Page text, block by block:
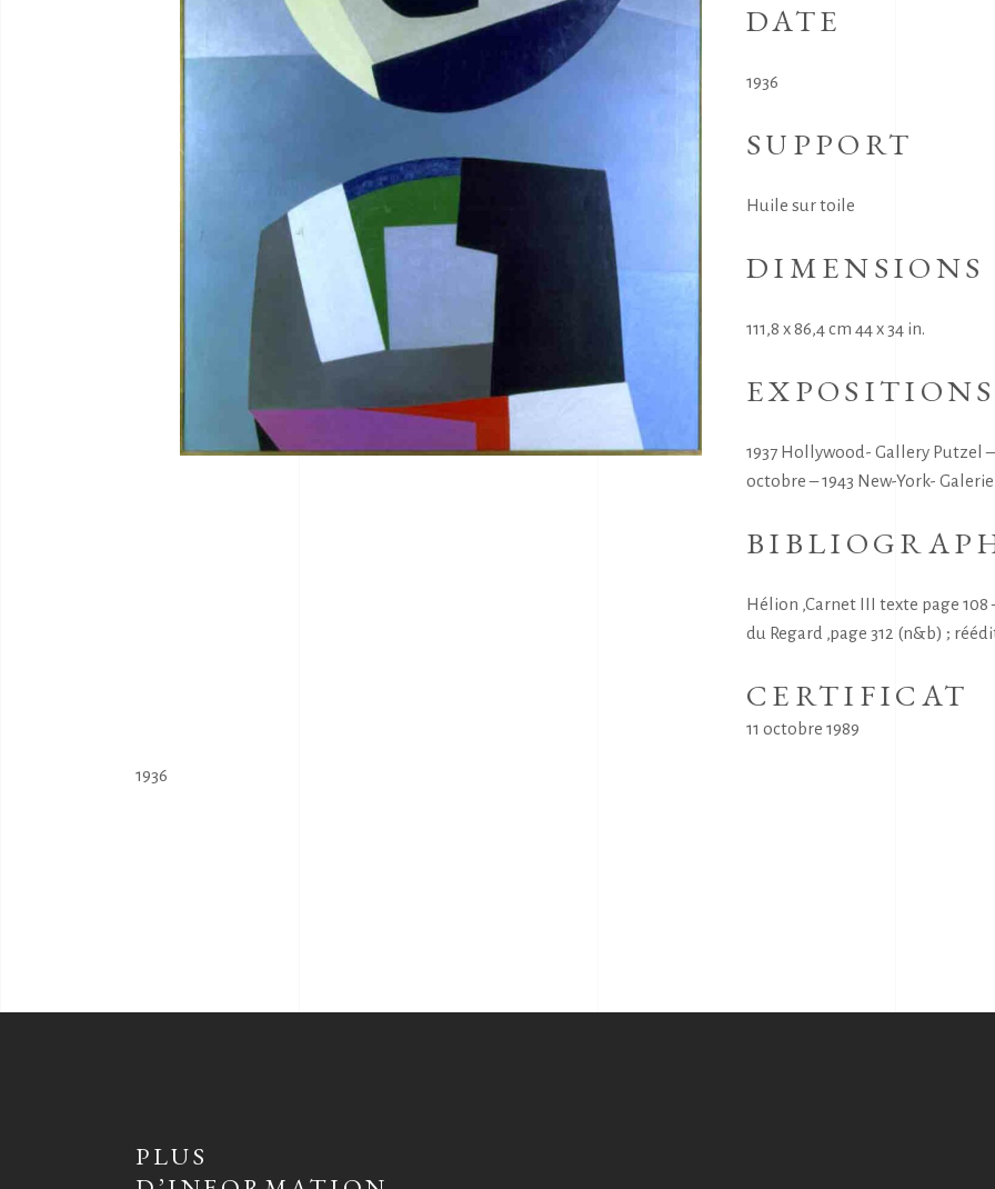
DATE
1936
SUPPORT
Huile sur toile
DIMENSIONS
111,8 x 86,4 cm 44 x 34 in.
EXPOSITIONS
1937 Hollywood- Gallery Putzel
octobre – 1943 New-York-
Hélion ,Carnet III texte page 108
du Regard ,page 312 (n&b) ;
CERTIFICAT
11 octobre 1989
1936
PLUS